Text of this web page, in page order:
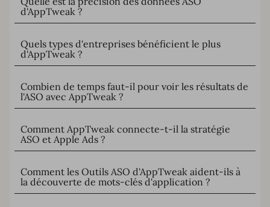
d'AppTweak ?
Quels types d'entreprises bénéficient le plus
d'AppTweak ?
Combien de temps faut-il pour voir les résultats de
l'ASO avec AppTweak ?
Comment AppTweak connecte-t-il la stratégie
ASO et Apple Ads ?
Comment les Outils ASO d'AppTweak aident-ils à
la découverte de mots-clés d'application ?